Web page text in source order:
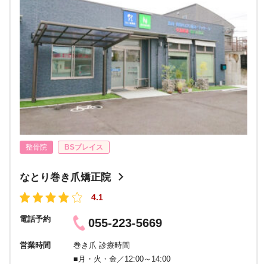
整骨院 BSブレイス
なとり巻き爪矯正院
4.1
電話予約 055-223-5669
営業時間
巻き爪 診療時間
■月・火・金／12:00～14:00